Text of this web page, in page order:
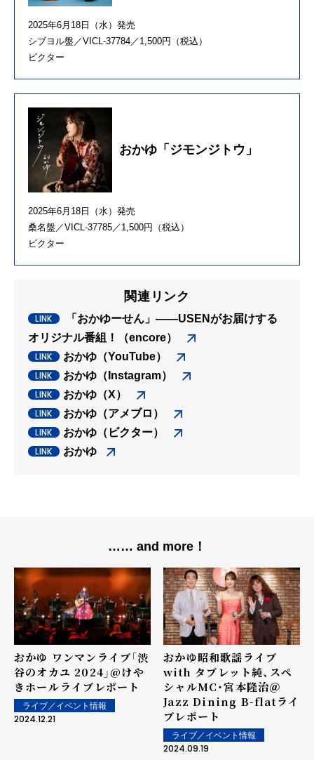
2025年6月18日（水）発売
シブヨル盤／VICL-37784／1,500円（税込）
ビクター
おかゆ「ジモンジトウ」
2025年6月18日（水）発売
桑名盤／VICL-37785／1,500円（税込）
ビクター
関連リンク
「おかゆーせん」――USENがお届けする
オリジナル番組！（encore）
おかゆ（YouTube）
おかゆ（Instagram）
おかゆ（X）
おかゆ（アメブロ）
おかゆ（ビクター）
おかゆ
…… and more！
おかゆ ワンマンライブ「渋
谷のオカユ 2024」@けや
きホール――ライブレポート
ライブ／イベント情報
2024.12.21
おかゆ昭和歌謡ライブ
with タブレット純、スペ
シャルMC・宮本隆治＠
Jazz Dining B-flat――ライ
ブレポート
ライブ／イベント情報
2024.09.19